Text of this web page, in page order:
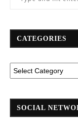
CATEGORIES
SOCIAL